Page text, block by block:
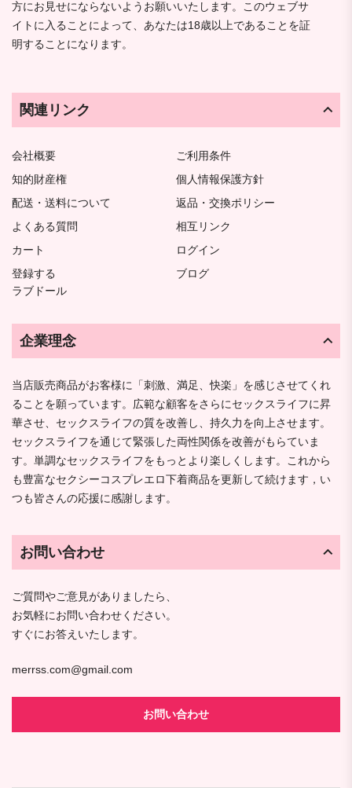
方にお見せにならないようお願いいたします。このウェブサ
イトに入ることによって、あなたは18歳以上であることを証
明することになります。
関連リンク
会社概要
ご利用条件
知的財産権
個人情報保護方針
配送・送料について
返品・交換ポリシー
よくある質問
相互リンク
カート
ログイン
登録する
ブログ
ラブドール
企業理念
当店販売商品がお客様に「刺激、満足、快楽」を感じさせてくれ
ることを願っています。広範な顧客をさらにセックスライフに昇
華させ、セックスライフの質を改善し、持久力を向上させます。
セックスライフを通じて緊張した両性関係を改善がもらていま
す。単調なセックスライフをもっとより楽しくします。これから
も豊富なセクシーコスプレエロ下着商品を更新して続けます，い
つも皆さんの応援に感謝します。
お問い合わせ
ご質問やご意見がありましたら、
お気軽にお問い合わせください。
すぐにお答えいたします。
merrss.com@gmail.com
お問い合わせ